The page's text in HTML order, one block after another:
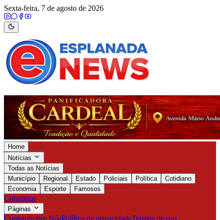
Sexta-feira, 7 de agosto de 2026
Home
Notícias
Todas as Notícias
Município
Regional Estado Policiais Política
Cotidiano
Economia
Esporte Famosos
Colunistas
Páginas
ContatoSobre NósPolítica de privacidadeTermos de uso